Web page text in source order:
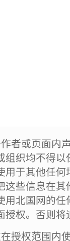
者或页面内
组织均不得
用于其他任
这些信息在
用北国网的
授权。否则将
授权范围内